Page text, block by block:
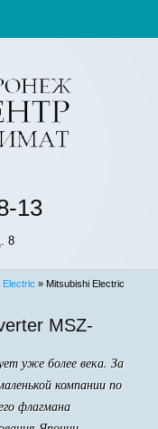
13
8
Electric » Mitsubishi Electric
MSZ-
уже более века. За
компании по
флагмана